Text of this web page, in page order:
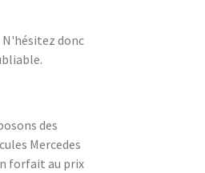
N'hésitez donc
des
Mercedes
forfait au prix